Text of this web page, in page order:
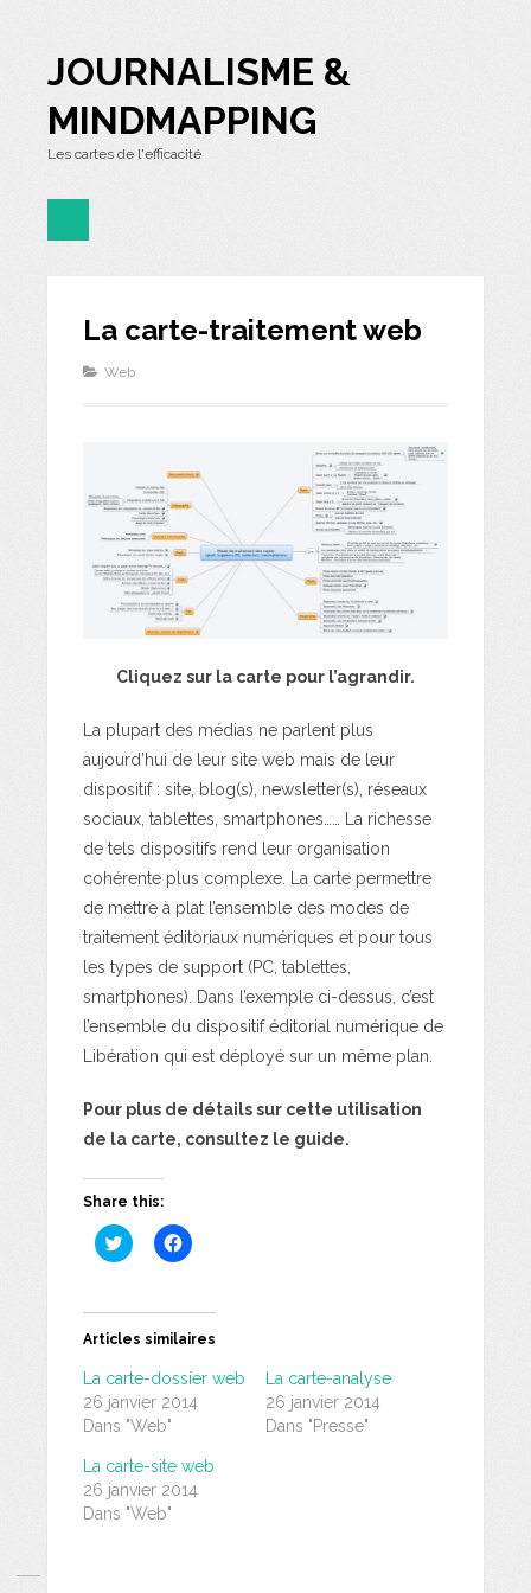
JOURNALISME &
MINDMAPPING
Les cartes de l'efficacité
La carte-traitement web
Web
Cliquez sur la carte pour l’agrandir.
La plupart des médias ne parlent plus
aujourd’hui de leur site web mais de leur
dispositif : site, blog(s), newsletter(s), réseaux
sociaux, tablettes, smartphones…… La richesse
de tels dispositifs rend leur organisation
cohérente plus complexe. La carte permettre
de mettre à plat l’ensemble des modes de
traitement éditoriaux numériques et pour tous
les types de support (PC, tablettes,
smartphones). Dans l’exemple ci-dessus, c’est
l’ensemble du dispositif éditorial numérique de
Libération qui est déployé sur un même plan.
Pour plus de détails sur cette utilisation
de la carte, consultez le guide.
Share this:
Cliquez
pour
dans
une
nouvelle
Cliquez
pour
dans
une
nouvelle
Articles similaires
La carte-dossier web
26 janvier 2014
Dans "Web"
La carte-analyse
26 janvier 2014
Dans "Presse"
La carte-site web
26 janvier 2014
Dans "Web"